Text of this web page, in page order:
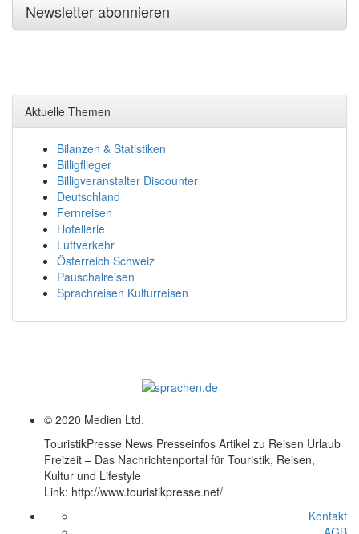
Newsletter abonnieren
Aktuelle Themen
Bilanzen & Statistiken
Billigflieger
Billigveranstalter Discounter
Deutschland
Fernreisen
Hotellerie
Luftverkehr
Österreich Schweiz
Pauschalreisen
Sprachreisen Kulturreisen
© 2020 Medien Ltd.
TouristikPresse News Presseinfos Artikel zu Reisen Urlaub
Freizeit – Das Nachrichtenportal für Touristik, Reisen,
Kultur und Lifestyle
Link: http://www.touristikpresse.net/
Kontakt